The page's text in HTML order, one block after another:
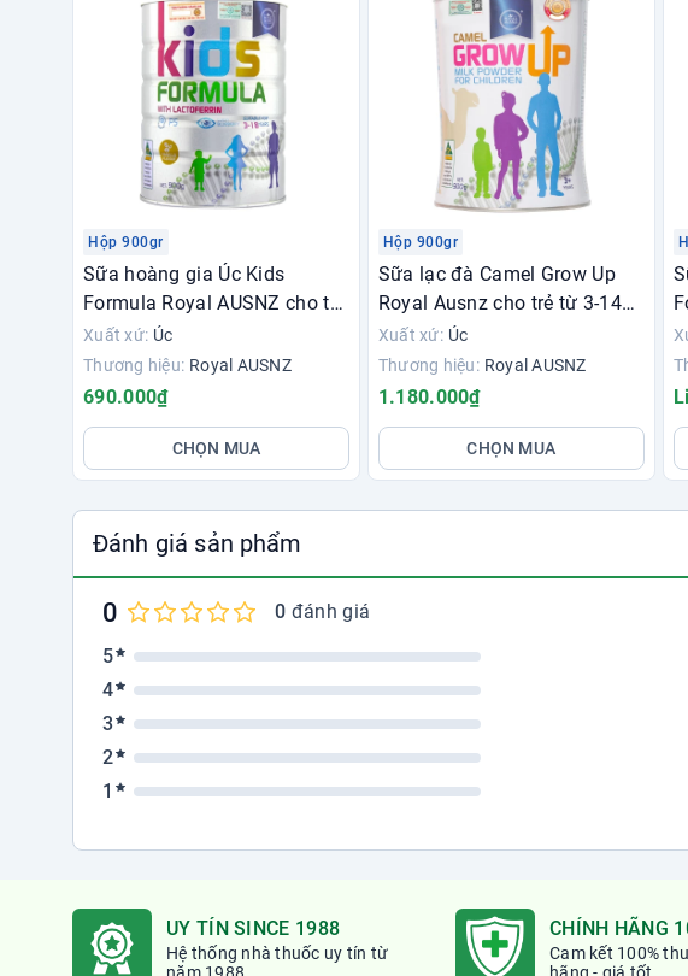
Hộp 900gr
Sữa hoàng gia Úc Kids
Formula Royal AUSNZ cho trẻ
từ 3-18 tuổi
Xuất xứ: Úc
Thương hiệu: Royal AUSNZ
690.000₫
CHỌN MUA
Hộp 900gr
Sữa lạc đà Camel Grow Up
Royal Ausnz cho trẻ từ 3-14
tuổi
Xuất xứ: Úc
Thương hiệu: Royal AUSNZ
1.180.000₫
CHỌN MUA
Đánh giá sản phẩm
0 0 đánh giá
5
4
3
2
1
UY TÍN SINCE 1988
Hệ thống nhà thuốc uy tín từ
năm 1988
CHÍNH HÃNG
Cam kết 100%
hãng - giá tốt